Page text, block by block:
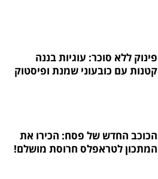
פינוק ללא סוכר: עוגיות בננה
קטנות עם כובעוני שמנת ופיסטוק
הכוכב החדש של פסח: הכירו את
המתכון לטראפלס חרוסת מושלם!